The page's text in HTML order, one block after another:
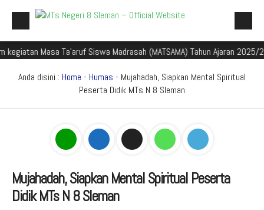
Beranda
Profil Madrasah
Aplikasi Madrasah
PMBM
Perpustakaan Madyadesta
Ta'aruf Siswa Madrasah (MATSAMA) Tahun Ajaran 2025/2026
Anda disini : Home - Humas - Mujahadah, Siapkan Mental Spiritual
Peserta Didik MTs N 8 Sleman
Mujahadah, Siapkan Mental Spiritual Peserta
Didik MTs N 8 Sleman